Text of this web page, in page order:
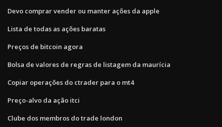
Devo comprar vender ou manter ações da apple
Lista de todas as ações baratas
Preços de bitcoin agora
Bolsa de valores de regras de listagem da maurícia
Copiar operações do ctrader para o mt4
Preço-alvo da ação itci
Clube dos membros do trade london